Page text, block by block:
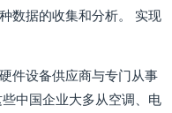
数据的收集和分析。 实现
件设备供应商与专门从事
中国企业大多从空调、电